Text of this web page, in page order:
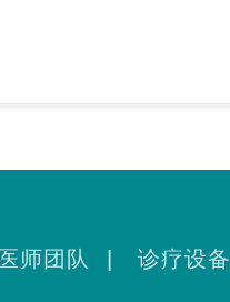
医师团队 诊疗设备